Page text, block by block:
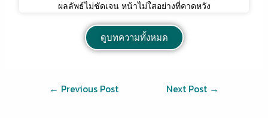
ผลลัพธ์ไม่ชัดเจน หน้าไม่ใสอย่างที่คาดหวัง
ดูบทความทั้งหมด
← Previous Post Next Post →